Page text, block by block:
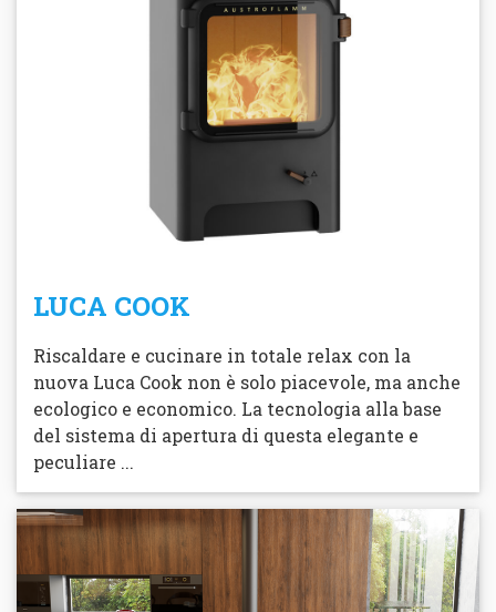
LUCA COOK
Riscaldare e cucinare in totale relax con la
nuova Luca Cook non è solo piacevole, ma anche
ecologico e economico. La tecnologia alla base
del sistema di apertura di questa elegante e
peculiare ...